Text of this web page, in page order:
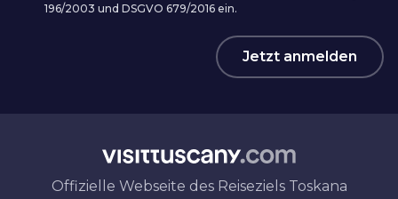
196/2003 und DSGVO 679/2016 ein.
Jetzt anmelden
Offizielle Webseite des Reiseziels Toskana